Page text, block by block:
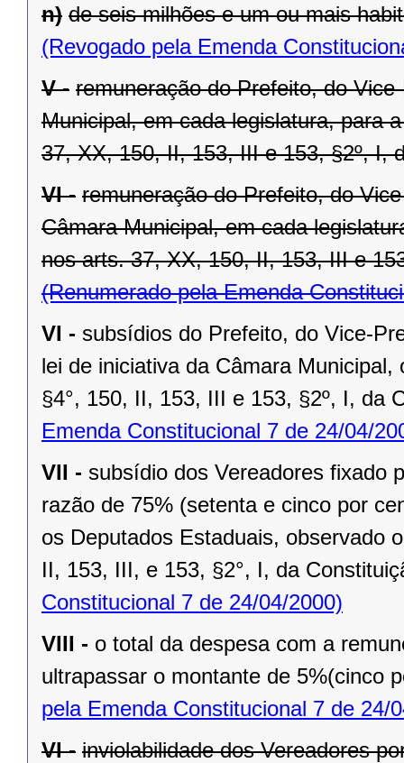
n) de seis milhões e um ou mais
(Revogado pela Emenda
V - remuneração do Prefeito, do
Municipal, em cada legislatura, para
37, XX, 150, II, 153, III e 153, §2º, I,
VI - remuneração do Prefeito, do
Câmara Municipal, em cada
nos arts. 37, XX, 150, II, 153, III e
(Renumerado pela Emenda
VI - subsídios do Prefeito, do Vice-
lei de iniciativa da Câmara
§4°, 150, II, 153, III e 153, §2º, I, da
Emenda Constitucional 7 de 24/04/
VII - subsídio dos Vereadores fixado
razão de 75% (setenta e cinco por
os Deputados Estaduais, observado
II, 153, III, e 153, §2°, I, da
Constitucional 7 de 24/04/2000)
VIII - o total da despesa com a
ultrapassar o montante de 5%(cinco
pela Emenda Constitucional 7 de 24/
VI - inviolabilidade dos Vereadores